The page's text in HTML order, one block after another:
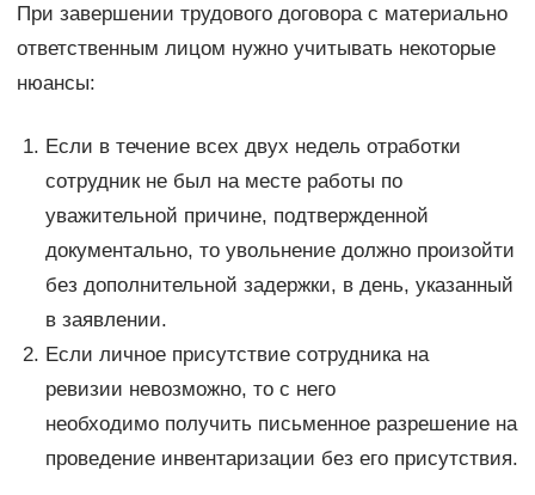
При завершении трудового договора с материально
ответственным лицом нужно учитывать некоторые
нюансы:
Если в течение всех двух недель отработки
сотрудник не был на месте работы по
уважительной причине, подтвержденной
документально, то увольнение должно произойти
без дополнительной задержки, в день, указанный
в заявлении.
Если личное присутствие сотрудника на
ревизии невозможно, то с него
необходимо получить письменное разрешение на
проведение инвентаризации без его присутствия.